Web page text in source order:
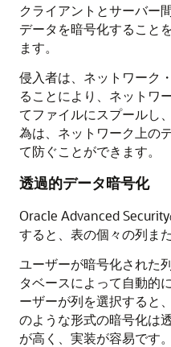
クライアントとサーバー
データを暗号化することを
ます。
侵入者は、ネットワーク
ることにより、ネットワ
てファイルにスプールし
為は、ネットワーク上の
て防ぐことができます。
透過的データ暗号化
Oracle Advanced
すると、表の個々の列ま
ユーザーが暗号化された
タベースによって自動的
ーザーが列を選択すると
のような形式の暗号化は
が高く、実装が容易です。